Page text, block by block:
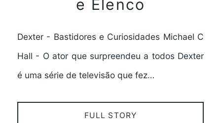
e Elenco
Dexter - Bastidores e Curiosidades Michael C
Hall - O ator que surpreendeu a todos Dexter
é uma série de televisão que fez…
FULL STORY